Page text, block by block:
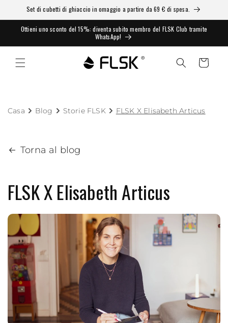
Set di cubetti di ghiaccio in omaggio a partire da 69 € di spesa.
Ottieni uno sconto del 15%: diventa subito membro del FLSK Club tramite
WhatsApp!
Carrello
Casa Blog Storie FLSK FLSK X Elisabeth Articus
Torna al blog
FLSK X Elisabeth Articus